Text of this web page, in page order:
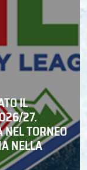
IL
27.
TORNEO
NELLA